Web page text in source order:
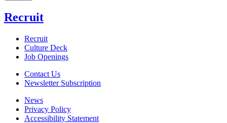
Recruit
Recruit
Culture Deck
Job Openings
Contact Us
Newsletter Subscription
News
Privacy Policy
Accessibility Statement